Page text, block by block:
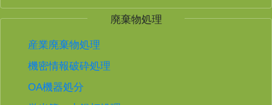
廃棄物処理
産業廃棄物処理
機密情報破砕処理
OA機器処分